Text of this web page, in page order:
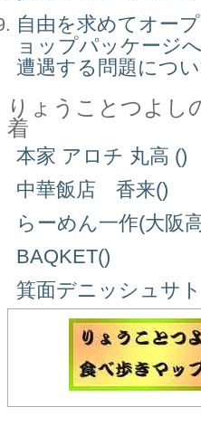
自由を求めてオー
ョップパッケージ
遭遇する問題につ
りょうことつよし
着
本家 アロチ 丸高 ()
中華飯店 香来()
らーめん一作(大阪
BAQKET()
箕面デニッシュサ